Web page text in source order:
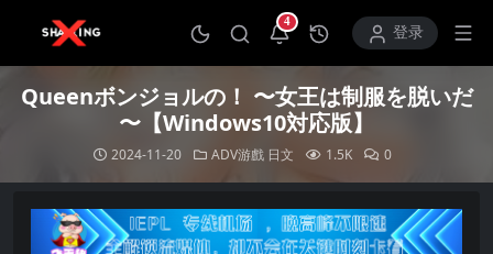
4
打开通知中心登录
Queenボンジョルの！ 〜女王は制服を脱いだ
〜【Windows10対応版】
2024-11-20 ADV游戲 日文 1.5K 0